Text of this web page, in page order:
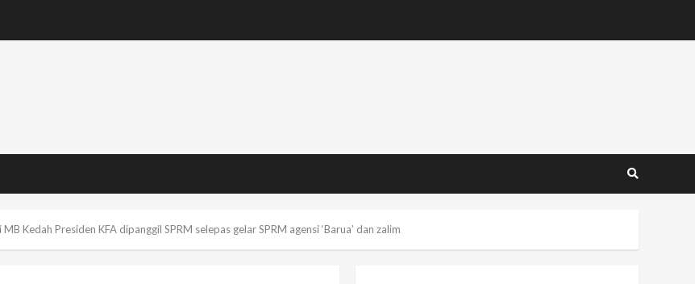
Kedah Presiden KFA dipanggil SPRM selepas gelar SPRM agensi ‘Barua’ dan zalim